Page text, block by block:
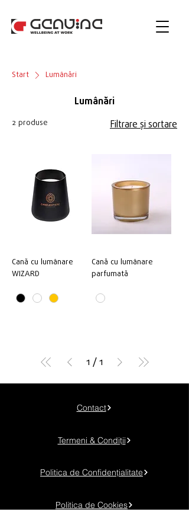
Start Lumânări
Lumânări
2 produse Filtrare și sortare
Cană cu lumânare
WIZARD
Cană cu lumânare
parfumată
1 / 1
Contact
Termeni & Condiții
Politica de Confidențialitate
Politica de Cookies